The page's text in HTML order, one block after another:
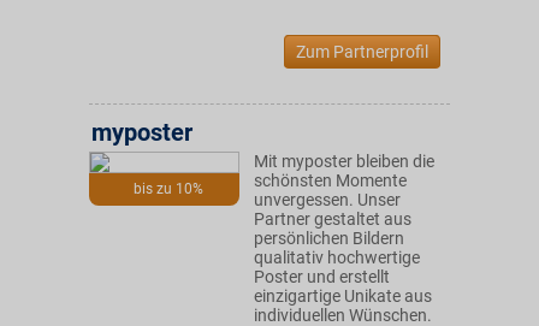
Zum Partnerprofil
bis zu 10%
myposter
Mit myposter bleiben die
schönsten Momente
unvergessen. Unser
Partner gestaltet aus
persönlichen Bildern
qualitativ hochwertige
Poster und erstellt
einzigartige Unikate aus
individuellen Wünschen.